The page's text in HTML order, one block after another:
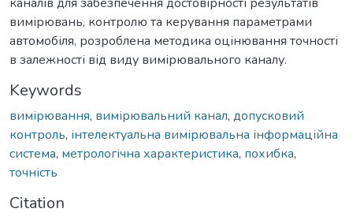
вимірювань, контролю та керування параметрами
автомобіля, розроблена методика оцінювання точності
в залежності від виду вимірювального каналу.
Keywords
вимірювання, вимірювальний канал, допусковий
контроль, інтелектуальна вимірювальна інформаційна
система, метрологічна характеристика, похибка,
точність
Citation